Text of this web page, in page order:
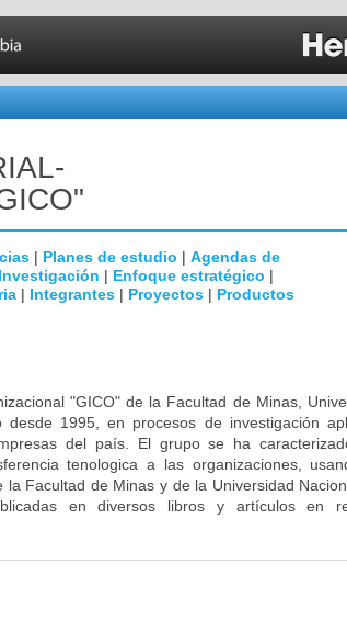
| Planes de estudio | Agendas de
| Enfoque estratégico |
| Integrantes | Proyectos | Productos
"GICO" de la Facultad de Minas,
1995, en procesos de investigación
del país. El grupo se ha
tenologica a las organizaciones,
Facultad de Minas y de la Universidad
en diversos libros y artículos en